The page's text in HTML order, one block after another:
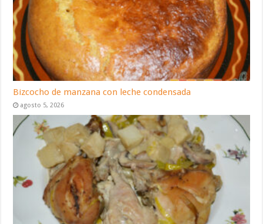
Bizcocho de manzana con leche condensada
agosto 5, 2026